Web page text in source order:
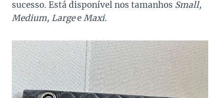
sucesso. Está disponível nos tamanhos Small,
Medium, LargeeMaxi.